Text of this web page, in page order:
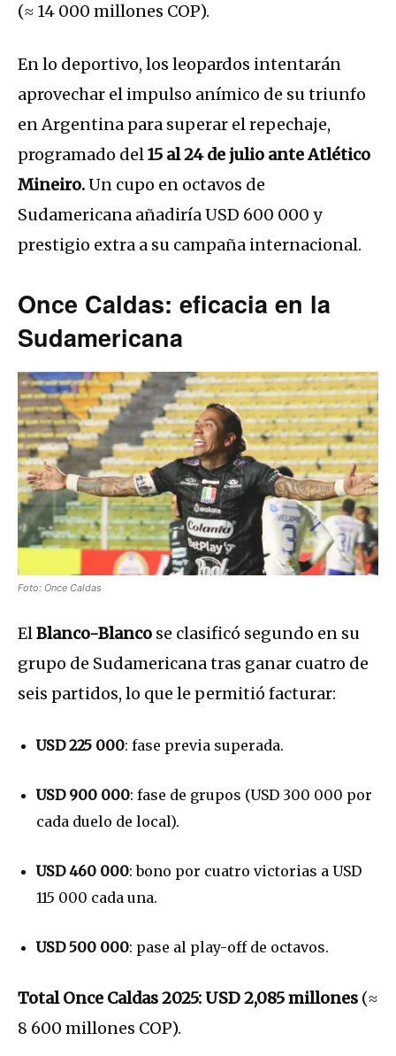
(≈ 14 000 millones COP).
En lo deportivo, los leopardos intentarán
aprovechar el impulso anímico de su triunfo
en Argentina para superar el repechaje,
programado del15 al 24 de julio ante Atlético
Mineiro.Un cupo en octavos de
Sudamericana añadiría USD 600 000 y
prestigio extra a su campaña internacional.
Once Caldas: eficacia en la
Sudamericana
Foto: Once Caldas
ElBlanco-Blanco se clasificó segundo en su
grupo de Sudamericana tras ganar cuatro de
seis partidos, lo que le permitió facturar:
USD 225 000: fase previa superada.
USD 900 000: fase de grupos (USD 300 000 por
cada duelo de local).
USD 460 000: bono por cuatro victorias a USD
115 000 cada una.
USD 500 000: pase al play-off de octavos.
Total Once Caldas 2025: USD 2,085 millones (≈
8 600 millones COP).